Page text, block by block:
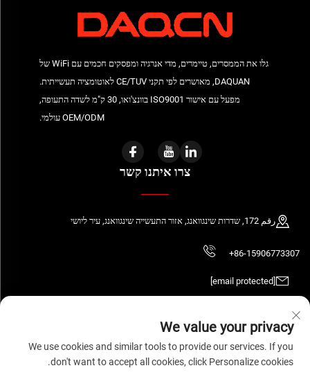
גלו את הממסרים, טיימרים, מדי אנרגיה ומפסקים חכמים עם WiFi של
DAQUAN, מאושרים לפי תקני CE/TUV לאוטומציה תעשייתית.
מפעל עם אישור ISO9001 בוונצ'ואו, 30 ק"מ לשדה התעופה,
OEM/ODM עולמי.
צרו איתנו קשר
رقم 172, שדרות שינגוואנג, אזור התעשייה שינגוואנג, עיר ליושי
+86-15906773307
כל הזכויות שמורות © 2026 WENZHOU DAQUAN ELECTRIC CO.,LTD מדיניות הפרטיות
We value your privacy
We use cookies and similar tools to provide our services. If you
don't want to accept all cookies, click Personalize cookies.